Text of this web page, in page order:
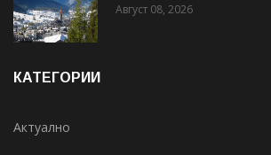
Август 08, 2026
КАТЕГОРИИ
Актуално